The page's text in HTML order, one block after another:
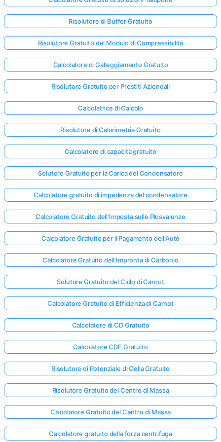
Risolutore di Buffer Gratuito
Risolutore Gratuito del Modulo di Compressibilità
Calcolatore di Galleggiamento Gratuito
Risolutore Gratuito per Prestiti Aziendali
Calcolatrice di Calcolo
Risolutore di Calorimetria Gratuito
Calcolatore di capacità gratuito
Solutore Gratuito per la Carica del Condensatore
Calcolatore gratuito di impedenza del condensatore
Calcolatore Gratuito dell'Imposta sulle Plusvalenze
Calcolatore Gratuito per il Pagamento dell'Auto
Calcolatore Gratuito dell'Impronta di Carbonio
Solutore Gratuito del Ciclo di Carnot
Calcolatore Gratuito di Efficienza di Carnot
Calcolatore di CD Gratuito
Calcolatore CDF Gratuito
Risolutore di Potenziale di Cella Gratuito
Risolutore Gratuito del Centro di Massa
Calcolatore Gratuito del Centro di Massa
Calcolatore gratuito della forza centrifuga